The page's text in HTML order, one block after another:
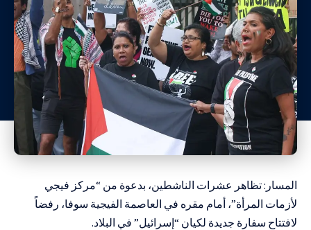
المسار: تظاهر عشرات الناشطين، بدعوة من “مركز فيجي
لأزمات المرأة”، أمام مقره في العاصمة الفيجية سوفا، رفضاً
لافتتاح سفارة جديدة لكيان “إسرائيل” في البلاد.